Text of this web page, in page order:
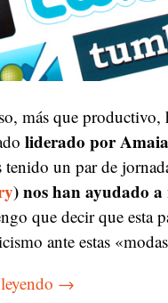
más que
liderado por
tenido un par de
) nos han ayudado
que decir que esta
ante estas
→